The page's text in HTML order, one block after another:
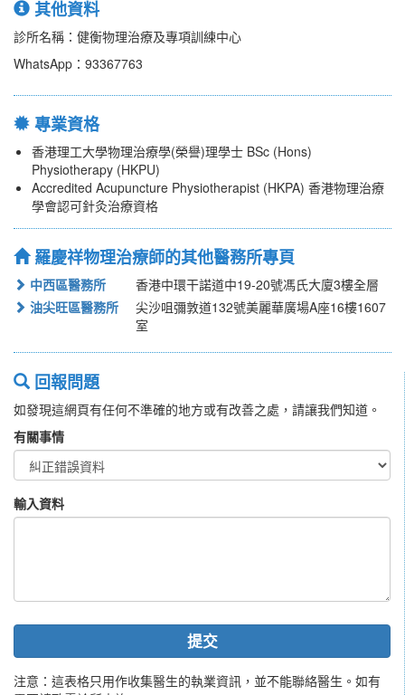
其他資料
診所名稱：健衡物理治療及專項訓練中心
WhatsApp：93367763
專業資格
香港理工大學物理治療學(榮譽)理學士 BSc (Hons)
Physiotherapy (HKPU)
Accredited Acupuncture Physiotherapist (HKPA) 香港物理治療
學會認可針灸治療資格
羅慶祥物理治療師的其他醫務所專頁
中西區醫務所
香港中環干諾道中19-20號馮氏大廈3樓全層
油尖旺區醫務所
尖沙咀彌敦道132號美麗華廣場A座16樓1607
室
回報問題
如發現這網頁有任何不準確的地方或有改善之處，請讓我們知道。
有關事情
輸入資料
提交
注意：這表格只用作收集醫生的執業資訊，並不能聯絡醫生。如有